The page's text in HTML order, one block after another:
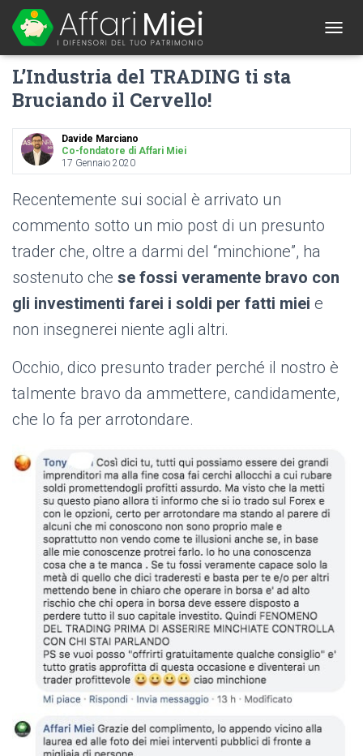
O
N
L’Industria del TRADING ti sta
Bruciando il Cervello!
Davide Marciano
Co-fondatore di Affari Miei
17 Gennaio 2020
Recentemente sui social è arrivato un
commento sotto un mio post di un presunto
trader che, oltre a darmi del “minchione”, ha
sostenuto che se fossi veramente bravo con
gli investimenti farei i soldi per fatti miei e
non insegnerei niente agli altri.
Occhio, dico presunto trader perché il nostro è
talmente bravo da ammettere, candidamente,
che lo fa per arrotondare.